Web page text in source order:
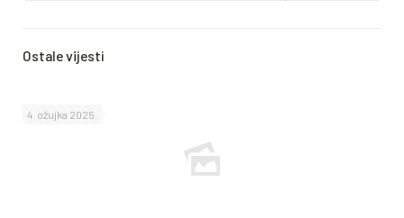
Ostale vijesti
4. ožujka 2025.